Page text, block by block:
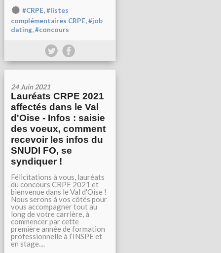
#CRPE,#listes
complémentaires CRPE,#job
dating,#concours
24 Juin 2021
Lauréats CRPE 2021
affectés dans le Val
d'Oise - Infos : saisie
des voeux, comment
recevoir les infos du
SNUDI FO, se
syndiquer !
Félicitations à vous, lauréats
du concours CRPE 2021 et
bienvenue dans le Val d'Oise !
Nous serons à vos côtés pour
vous accompagner tout au
long de votre carrière, à
commencer par cette
première année de formation
professionnelle à l’INSPE et
en stage....